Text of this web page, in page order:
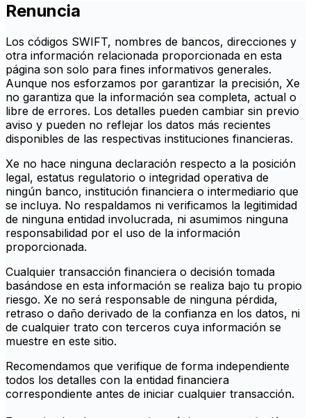
Renuncia
Los códigos SWIFT, nombres de bancos, direcciones y
otra información relacionada proporcionada en esta
página son solo para fines informativos generales.
Aunque nos esforzamos por garantizar la precisión, Xe
no garantiza que la información sea completa, actual o
libre de errores. Los detalles pueden cambiar sin previo
aviso y pueden no reflejar los datos más recientes
disponibles de las respectivas instituciones financieras.
Xe no hace ninguna declaración respecto a la posición
legal, estatus regulatorio o integridad operativa de
ningún banco, institución financiera o intermediario que
se incluya. No respaldamos ni verificamos la legitimidad
de ninguna entidad involucrada, ni asumimos ninguna
responsabilidad por el uso de la información
proporcionada.
Cualquier transacción financiera o decisión tomada
basándose en esta información se realiza bajo tu propio
riesgo. Xe no será responsable de ninguna pérdida,
retraso o daño derivado de la confianza en los datos, ni
de cualquier trato con terceros cuya información se
muestre en este sitio.
Recomendamos que verifique de forma independiente
todos los detalles con la entidad financiera
correspondiente antes de iniciar cualquier transacción.